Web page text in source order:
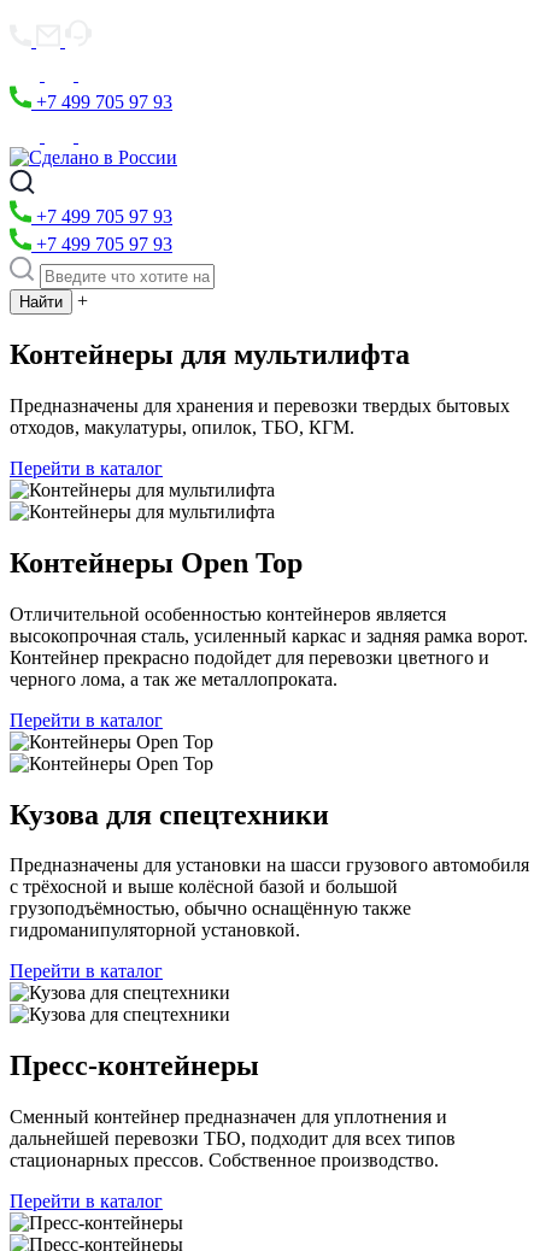
+7 499 705 97 93
+7 499 705 97 93
+7 499 705 97 93
+
Контейнеры для мультилифта
Предназначены для хранения и перевозки твердых бытовых
отходов, макулатуры, опилок, ТБО, КГМ.
Перейти в каталог
Контейнеры Open Top
Отличительной особенностью контейнеров является
высокопрочная сталь, усиленный каркас и задняя рамка ворот.
Контейнер прекрасно подойдет для перевозки цветного и
черного лома, а так же металлопроката.
Перейти в каталог
Кузова для спецтехники
Предназначены для установки на шасси грузового автомобиля
с трёхосной и выше колёсной базой и большой
грузоподъёмностью, обычно оснащённую также
гидроманипуляторной установкой.
Перейти в каталог
Пресс-контейнеры
Сменный контейнер предназначен для уплотнения и
дальнейшей перевозки ТБО, подходит для всех типов
стационарных прессов. Собственное производство.
Перейти в каталог